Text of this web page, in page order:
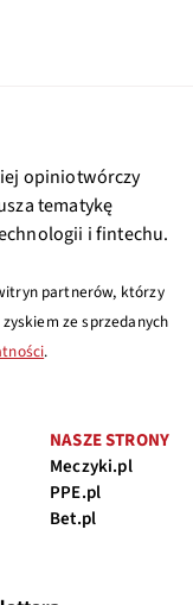
opiniotwórczy
tematykę
i fintechu.
partnerów, którzy
ze sprzedanych
.
NASZE STRONY
Meczyki.pl
PPE.pl
Bet.pl